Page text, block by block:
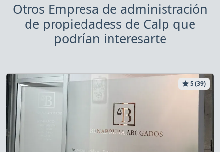
Otros Empresa de administración
de propiedadess de Calp que
podrían interesarte
5 (39)